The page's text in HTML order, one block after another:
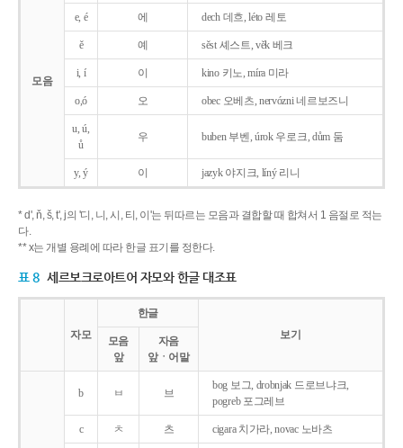
모음
e, é 에 dech 데흐, léto 레토
ě 예 sěst 셰스트, věk 베크
i, í 이 kino 키노, míra 미라
o,ó 오 obec 오베츠, nervózni 네르보즈니
u, ú,
ů
우 buben 부벤, úrok 우로크, dům 둠
y, ý 이 jazyk야지크, líný 리니
* d', ň, š, t', j의 '디, 니, 시, 티, 이'는 뒤따르는 모음과 결합할 때 합쳐서 1 음절로 적는
다.
** x는 개별 용례에 따라 한글 표기를 정한다.
표 8 세르보크로아트어 자모와 한글 대조표
자모
한글
보기
모음
앞
자음
앞ㆍ어말
b ㅂ 브
bog 보그, drobnjak 드로브냐크,
pogreb 포그레브
c ㅊ 츠 cigara 치가라, novac 노바츠